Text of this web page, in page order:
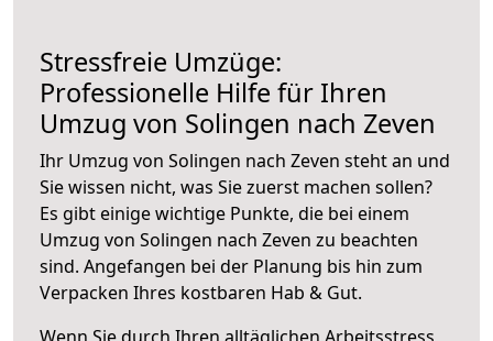
Stressfreie Umzüge:
Professionelle Hilfe für Ihren
Umzug von Solingen nach Zeven
Ihr Umzug von Solingen nach Zeven steht an und
Sie wissen nicht, was Sie zuerst machen sollen?
Es gibt einige wichtige Punkte, die bei einem
Umzug von Solingen nach Zeven zu beachten
sind. Angefangen bei der Planung bis hin zum
Verpacken Ihres kostbaren Hab & Gut.